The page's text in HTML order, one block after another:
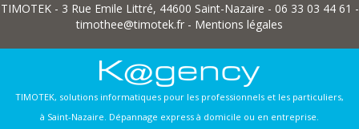
TIMOTEK - 3 Rue Emile Littré, 44600 Saint-Nazaire - 06 33 03 44 61 -
timothee@timotek.fr - Mentions légales
TIMOTEK, solutions informatiques pour les professionnels et les particuliers,
à Saint-Nazaire. Dépannage express à domicile ou en entreprise.